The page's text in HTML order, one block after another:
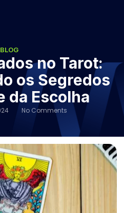
BLOG
no Tarot:
os Segredos
da Escolha
No Comments